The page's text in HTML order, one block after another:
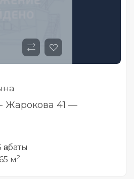
- Жарокова 41 —
м2